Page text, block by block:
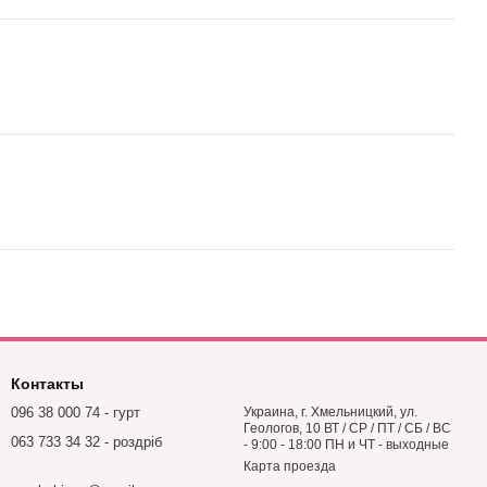
Контакты
096 38 000 74 - гурт
063 733 34 32 - роздріб
Украина, г. Хмельницкий, ул.
Геологов, 10 ВТ / СР / ПТ / СБ / ВС
- 9:00 - 18:00 ПН и ЧТ - выходные
Карта проезда